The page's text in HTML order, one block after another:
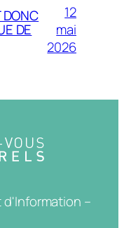
DE
12
mai
2026
–